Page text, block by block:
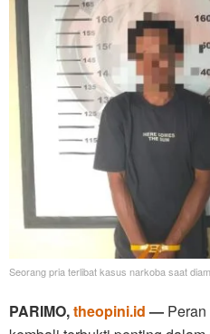
Seorang pria terlibat kasus narkoba saat
PARIMO,theopini.id—